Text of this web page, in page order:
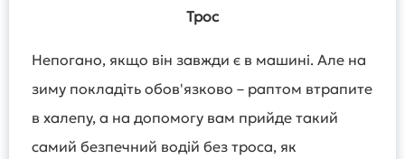
Трос
Непогано, якщо він завжди є в машині. Але на
зиму покладіть обов'язково – раптом втрапите
в халепу, а на допомогу вам прийде такий
самий безпечний водій без троса, як